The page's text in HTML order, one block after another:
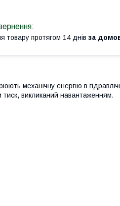
товару протягом 14 днів за
механічну енергію в
викликаний навантаженням.